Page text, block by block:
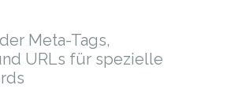
Meta-Tags,
URLs für spezielle